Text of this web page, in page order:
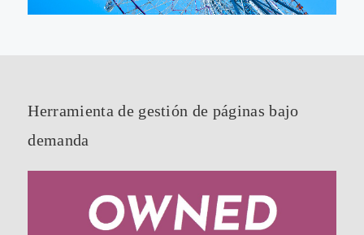
Herramienta de gestión de páginas bajo
demanda